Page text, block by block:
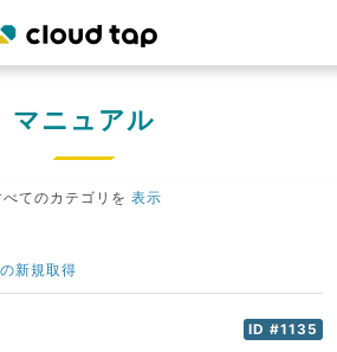
マニュアル
べてのカテゴリを 表示
新規取得
ID #1135